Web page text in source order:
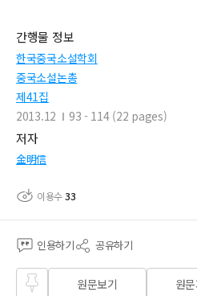
간행물 정보
한국중국소설학회
중국소설논총
제41집
2013.12
93 - 114 (22 pages)
저자
金明信
이용수33
인용하기 공유하기
즐겨
원문보기 원